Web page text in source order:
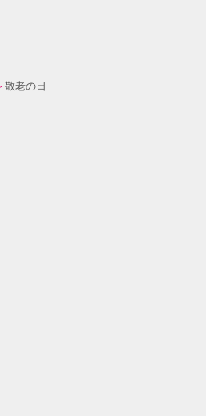
敬老の日